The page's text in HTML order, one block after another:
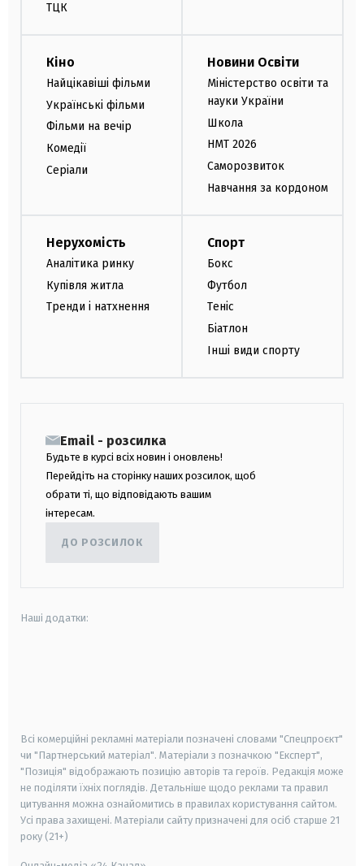
ТЦК
Кіно
Найцікавіші фільми
Українські фільми
Фільми на вечір
Комедії
Серіали
Новини Освіти
Міністерство освіти та
науки України
Школа
НМТ 2026
Саморозвиток
Навчання за кордоном
Нерухомість
Аналітика ринку
Купівля житла
Тренди і натхнення
Спорт
Бокс
Футбол
Теніс
Біатлон
Інші види спорту
Email - розсилка
Будьте в курсі всіх новин і оновлень!
Перейдіть на сторінку наших розсилок, щоб
обрати ті, що відповідають вашим
інтересам.
ДО РОЗСИЛОК
Наші додатки:
Всі комерційні рекламні матеріали позначені словами "Спецпроєкт"
чи "Партнерський матеріал". Матеріали з позначкою "Експерт",
"Позиція" відображають позицію авторів та героїв. Редакція може
не поділяти їхніх поглядів. Детальніше щодо реклами та правил
цитування можна ознайомитись в правилах користування сайтом.
Усі права захищені. Матеріали сайту призначені для осіб старше 21
року (21+)